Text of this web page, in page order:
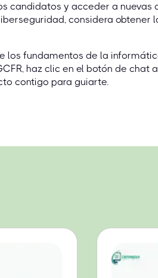
candidatos y acceder a nuevas
considera obtener
los fundamentos de la
haz clic en el botón de chat
contigo para guiarte.